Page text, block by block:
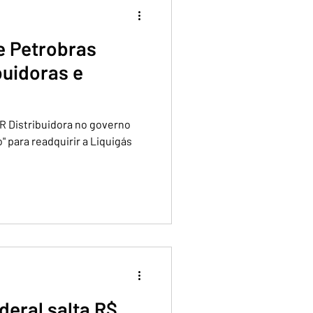
Petrobras
e
Distribuidora no governo
para readquirir a Liquigás